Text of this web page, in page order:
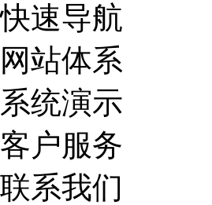
快速导航
网站体系
系统演示
客户服务
联系我们